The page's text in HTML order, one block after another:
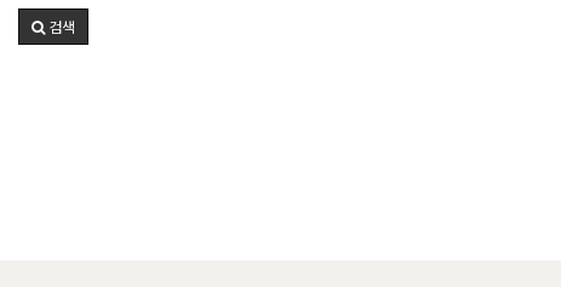
검색